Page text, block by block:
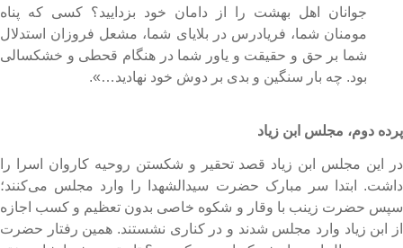
جوانان اهل بهشت را از دامان خود بزدایید؟ کسی که پناه
مومنان شما، فریادرس در بلایای شما، مشعل فروزان استدلال
شما بر حق و حقیقت و یاور شما در هنگام قحطی و خشکسالی
بود. چه بار سنگین و بدی بر دوش خود نهادید…».
دوم، مجلس ابن زیاد
این مجلس ابن زیاد قصد تحقیر و شکستن روحیه‌ کاروان اسرا را
ابتدا سر مبارک حضرت سیدالشهدا را وارد مجلس می‌کنند؛
حضرت زینب با وقار و شکوه خاصی بدون تعظیم و کسب اجازه
ابن زیاد وارد مجلس شدند و در کناری نشستند. همین رفتار حضرت